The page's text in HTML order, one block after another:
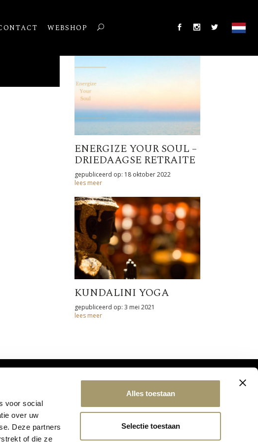
voor social
over uw
Deze partners
of die ze
Alles toestaan
Selectie toestaan
WEBSHOP
ENERGIZE YOUR SOUL –
DRIEDAAGSE RETRAITE
gepubliceerd op: 18 oktober 2022
lees meer
KUNDALINI YOGA
gepubliceerd op: 3 mei 2021
lees meer